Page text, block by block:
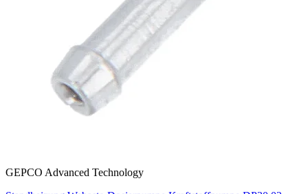
GEPCO Advanced Technology